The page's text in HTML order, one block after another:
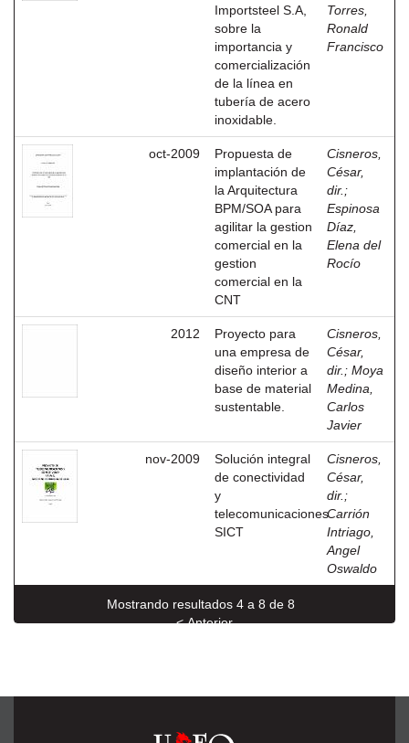
Importsteel S.A,
sobre la
importancia y
comercialización
de la línea en
tubería de acero
inoxidable.
Torres,
Ronald
Francisco
oct-2009
Propuesta de
implantación de
la Arquitectura
BPM/SOA para
agilitar la gestion
comercial en la
gestion
comercial en la
CNT
Cisneros,
César,
dir. ;
Espinosa
Díaz,
Elena del
Rocío
2012
Proyecto para
una empresa de
diseño interior a
base de material
sustentable.
Cisneros,
César,
dir. ; Moya
Medina,
Carlos
Javier
nov-2009
Solución integral
de conectividad
y
telecomunicaciones
SICT
Cisneros,
César,
dir. ;
Carrión
Intriago,
Angel
Oswaldo
Mostrando resultados 4 a 8 de 8
< Anterior